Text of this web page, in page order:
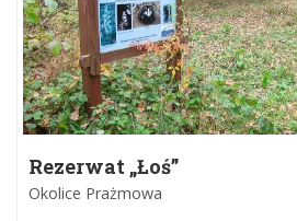
Rezerwat „Łoś”
Okolice Prażmowa